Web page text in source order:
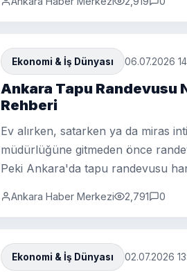
Ekonomi & İş Dünyası 06.07.2026
Ankara Tapu Randevusu
Rehberi
Ev alırken, satarken ya da miras
müdürlüğüne gitmeden önce
Peki Ankara'da tapu randevusu
Ankara Haber Merkezi 2,791 0
Ekonomi & İş Dünyası 02.07.2026